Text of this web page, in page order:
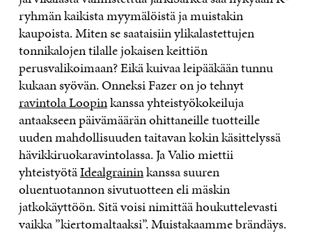
ryhmän kaikista myymälöistä ja muistakin
kaupoista. Miten se saataisiin ylikalastettujen
tonnikalojen tilalle jokaisen keittiön
perusvalikoimaan? Eikä kuivaa leipääkään tunnu
kukaan syövän. Onneksi Fazer on jo tehnyt
ravintola Loopinkanssa yhteistyökokeiluja
antaakseen päivämäärän ohittaneille tuotteille
uuden mahdollisuuden taitavan kokin käsittelyssä
hävikkiruokaravintolassa. Ja Valio miettii
yhteistyötäIdealgraininkanssa suuren
oluentuotannon sivutuotteen eli mäskin
jatkokäyttöön. Sitä voisi nimittää houkuttelevasti
vaikka ”kiertomaltaaksi”. Muistakaamme brändäys.